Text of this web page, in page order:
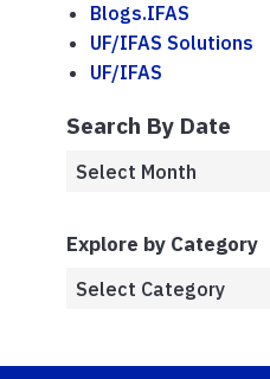
Blogs.IFAS
UF/IFAS Solutions
UF/IFAS
Search By Date
Explore by Category